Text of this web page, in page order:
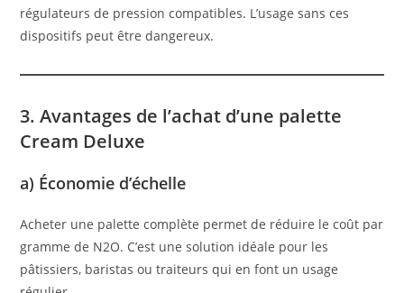
régulateurs de pression compatibles. L’usage sans ces
dispositifs peut être dangereux.
3. Avantages de l’achat d’une palette
Cream Deluxe
a) Économie d’échelle
Acheter une palette complète permet de réduire le coût par
gramme de N2O. C’est une solution idéale pour les
pâtissiers, baristas ou traiteurs qui en font un usage